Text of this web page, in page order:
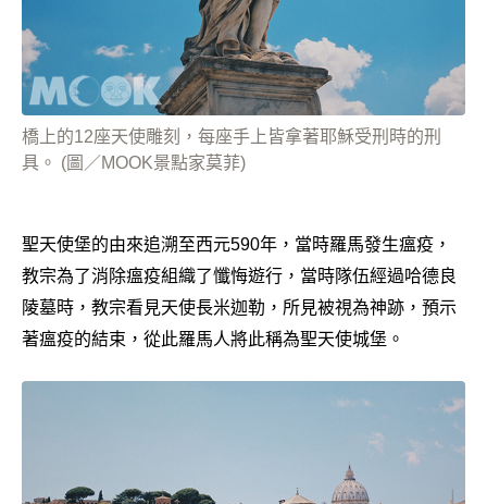
橋上的12座天使雕刻，每座手上皆拿著耶穌受刑時的刑
具。 (圖／MOOK景點家莫菲)
聖天使堡的由來追溯至西元590年，當時羅馬發生瘟疫，
教宗為了消除瘟疫組織了懺悔遊行，當時隊伍經過哈德良
陵墓時，教宗看見天使長米迦勒，所見被視為神跡，預示
著瘟疫的結束，從此羅馬人將此稱為聖天使城堡。